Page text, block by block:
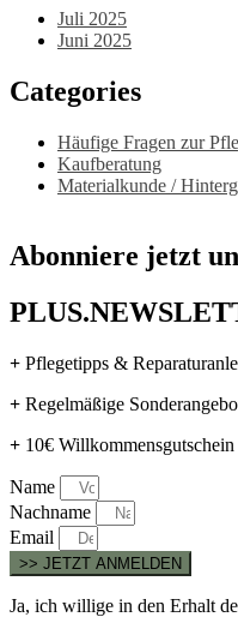
Juli 2025
Juni 2025
Categories
Häufige Fragen zur
Kaufberatung
Materialkunde /
Abonniere jetzt
+ Pflegetipps &
+ Regelmäßige
+ 10€
Name
Nachname
Email
>> JETZT ANMELDEN
Ja, ich willige in den Erhalt